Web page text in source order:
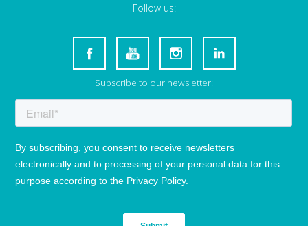
Follow us:
Subscribe to our newsletter: